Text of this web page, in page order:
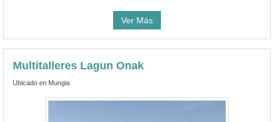
Ver Más
Multitalleres Lagun Onak
Ubicado en Mungia